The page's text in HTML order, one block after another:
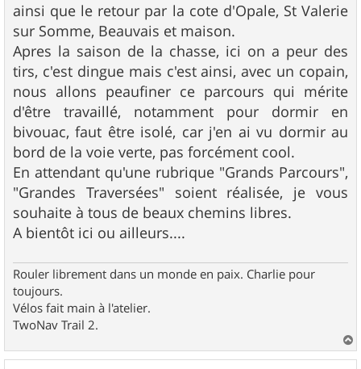
ainsi que le retour par la cote d'Opale, St Valerie
sur Somme, Beauvais et maison.
Apres la saison de la chasse, ici on a peur des
tirs, c'est dingue mais c'est ainsi, avec un copain,
nous allons peaufiner ce parcours qui mérite
d'être travaillé, notamment pour dormir en
bivouac, faut être isolé, car j'en ai vu dormir au
bord de la voie verte, pas forcément cool.
En attendant qu'une rubrique "Grands Parcours",
"Grandes Traversées" soient réalisée, je vous
souhaite à tous de beaux chemins libres.
A bientôt ici ou ailleurs....
Rouler librement dans un monde en paix. Charlie pour
toujours.
Vélos fait main à l'atelier.
TwoNav Trail 2.
a